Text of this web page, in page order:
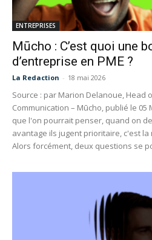
ENTREPRISES
Mūcho : C’est quoi une
d’entreprise en PME ?
La Redaction - 18 mai 2026
Source : par Marion Delanoue, Head
Communication – Mūcho, publié le 05
que l'on pourrait penser, quand on
avantage ils jugent prioritaire, c'est
Alors forcément, deux questions se